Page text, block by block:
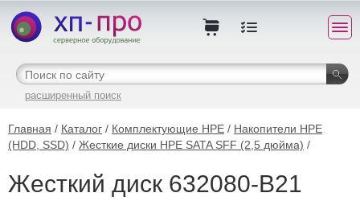
расширенный поиск
Главная / Каталог / Комплектующие HPE / Накопители HPE
(HDD, SSD) / Жесткие диски HPE SATA SFF (2,5 дюйма) /
Жесткий диск 632080-B21